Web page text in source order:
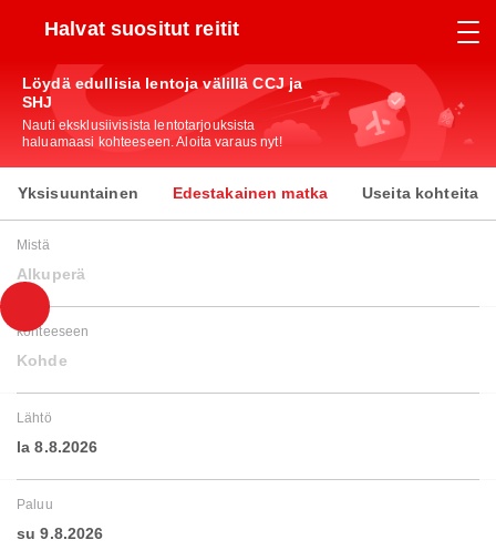
Halvat suositut reitit
Löydä edullisia lentoja välillä CCJ ja
SHJ
Nauti eksklusiivisista lentotarjouksista
haluamaasi kohteeseen. Aloita varaus nyt!
Yksisuuntainen Edestakainen matka Useita kohteita
Mistä
Alkuperä
kohteeseen
Kohde
Lähtö
la 8.8.2026
Paluu
su 9.8.2026